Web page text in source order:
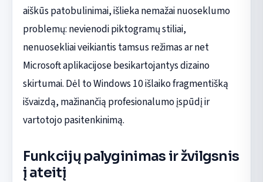
aiškūs patobulinimai, išlieka nemažai nuoseklumo
problemų: nevienodi piktogramų stiliai,
nenuosekliai veikiantis tamsus režimas ar net
Microsoft aplikacijose besikartojantys dizaino
skirtumai. Dėl to Windows 10 išlaiko fragmentišką
išvaizdą, mažinančią profesionalumo įspūdį ir
vartotojo pasitenkinimą.
Funkcijų palyginimas ir žvilgsnis
į ateitį